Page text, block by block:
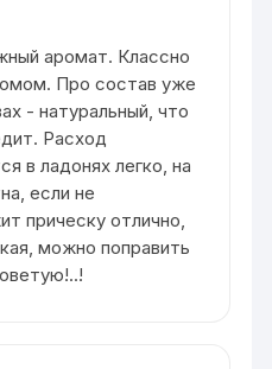
аромат. Классно
Про состав уже
- натуральный, что
Расход
в ладонях легко, на
если не
прическу отлично,
можно поправить